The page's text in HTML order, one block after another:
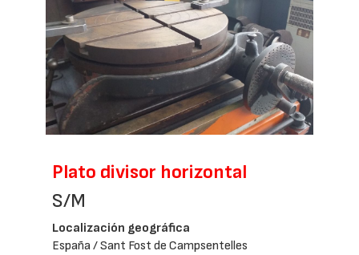
Plato divisor horizontal
S/M
Localización geográfica
España / Sant Fost de Campsentelles